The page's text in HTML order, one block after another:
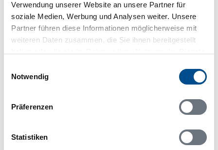
Verwendung unserer Website an unsere Partner für
soziale Medien, Werbung und Analysen weiter. Unsere
Partner führen diese Informationen möglicherweise mit
weiteren Daten zusammen, die Sie ihnen bereitgestellt
Notwendig
Präferenzen
Statistiken
Adresse
Ferienhaus S50628
C G Bernhardsons Väg 6
451 79 Lysekil
Das Bereitstellen und Ausführen einiger